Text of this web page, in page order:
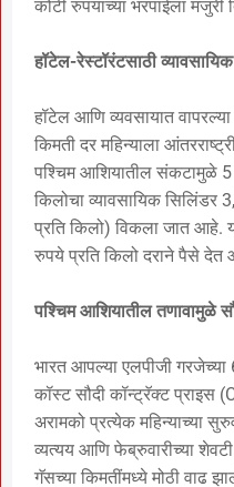
कोटी रुपयांच्या भरपाईला मंजुरी
हॉटेल-रेस्टॉरंटसाठी
हॉटेल आणि व्यवसायात वापरल्या
किमती दर महिन्याला
पश्चिम आशियातील संकटामुळे 5
किलोचा व्यावसायिक
प्रति किलो) विकला जात आहे.
रुपये प्रति किलो दराने पैसे देत
पश्चिम आशियातील तणावामुळे
भारत आपल्या एलपीजी
कॉस्ट सौदी कॉन्ट्रॅक्ट प्राइस
अरामको प्रत्येक महिन्याच्या
व्यत्यय आणि फेब्रुवारीच्या
गॅसच्या किमतींमध्ये मोठी वाढ